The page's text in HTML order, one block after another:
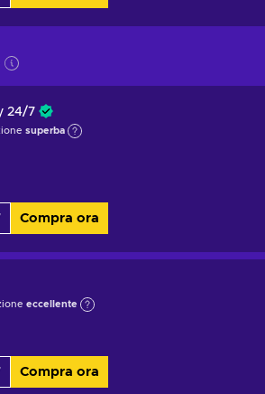
24/7
superba
Compra ora
eccellente
Compra ora